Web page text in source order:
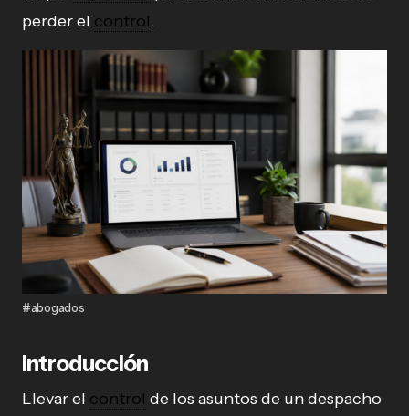
perder el control.
#abogados
Introducción
Llevar el control de los asuntos de un despacho